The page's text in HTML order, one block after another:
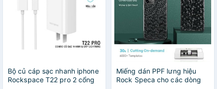
Bộ củ cáp sạc nhanh iphone
Rockspace T22 pro 2 cổng
Miếng dán PPF lưng hiệu
Rock Speca cho các dòng